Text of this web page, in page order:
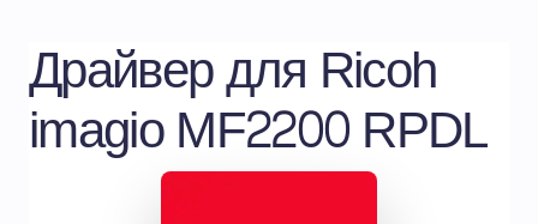
Драйвер для Ricoh
imagio MF2200 RPDL